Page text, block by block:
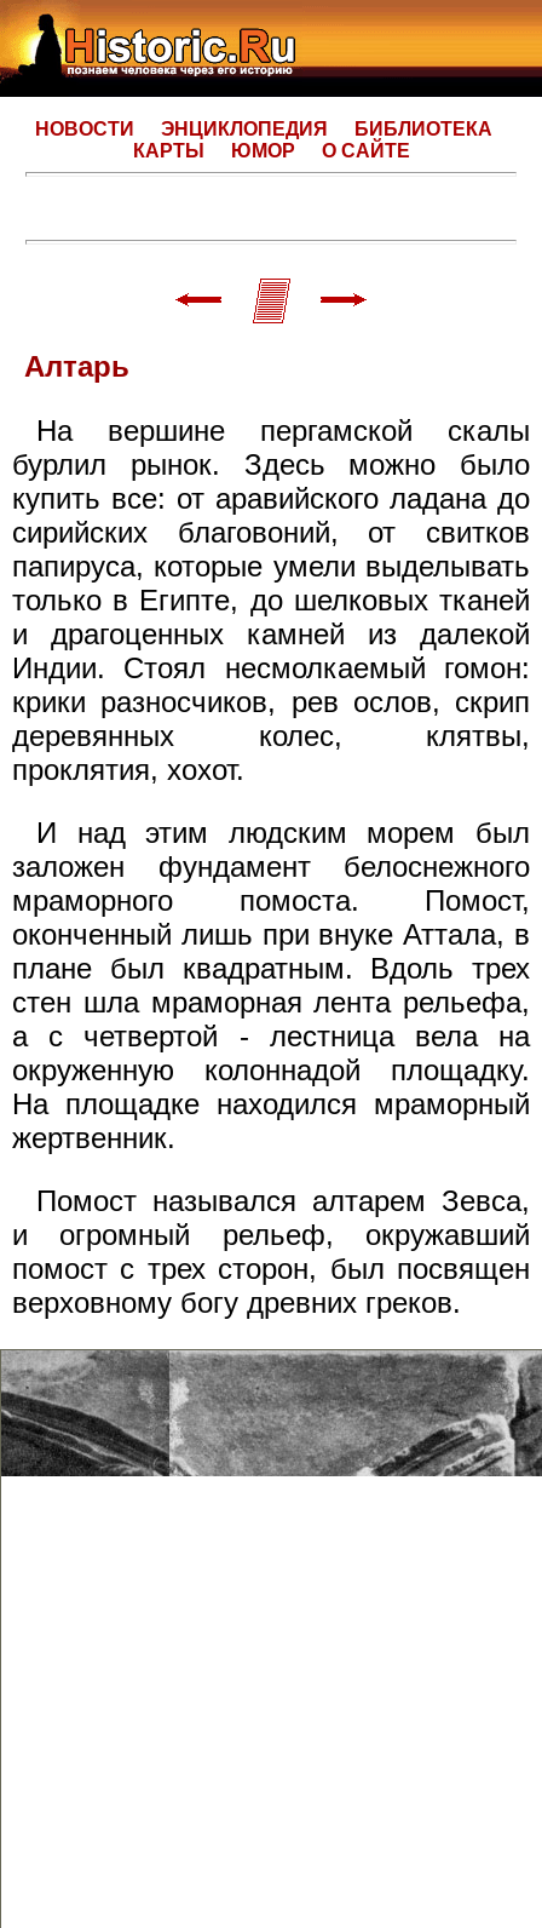
НОВОСТИ ЭНЦИКЛОПЕДИЯ
БИБЛИОТЕКА
КАРТЫ
ЮМОР О САЙТЕ
Алтарь
На вершине пергамской скалы
бурлил рынок. Здесь можно было
купить все: от аравийского ладана до
сирийских благовоний, от свитков
папируса, которые умели выделывать
только в Египте, до шелковых тканей
и драгоценных камней из далекой
Индии. Стоял несмолкаемый гомон:
крики разносчиков, рев ослов, скрип
деревянных колес, клятвы,
проклятия, хохот.
И над этим людским морем был
заложен фундамент белоснежного
мраморного помоста. Помост,
оконченный лишь при внуке Аттала, в
плане был квадратным. Вдоль трех
стен шла мраморная лента рельефа,
а с четвертой - лестница вела на
окруженную колоннадой площадку.
На площадке находился мраморный
жертвенник.
Помост назывался алтарем Зевса,
и огромный рельеф, окружавший
помост с трех сторон, был посвящен
верховному богу древних греков.